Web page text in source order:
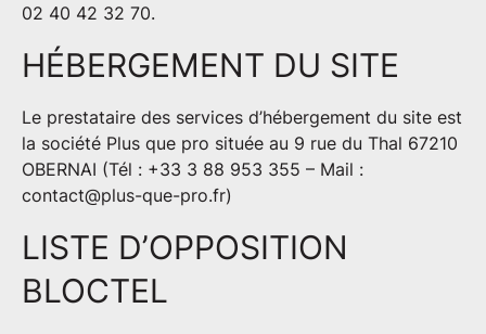
02 40 42 32 70.
HÉBERGEMENT DU SITE
Le prestataire des services d’hébergement du site est
la société Plus que pro située au 9 rue du Thal 67210
OBERNAI (Tél : +33 3 88 953 355 – Mail :
contact@plus-que-pro.fr)
LISTE D’OPPOSITION
BLOCTEL